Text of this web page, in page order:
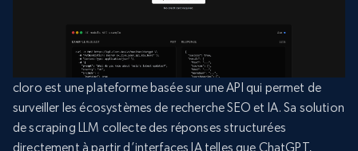
cloro est une plateforme basée sur une API qui permet de
surveiller les écosystèmes de recherche SEO et IA. Sa solution
de scraping LLM collecte des réponses structurées
directement à partir d’interfaces IA telles que ChatGPT,